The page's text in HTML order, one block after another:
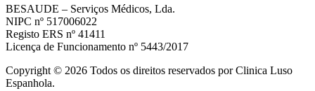
BESAUDE – Serviços Médicos, Lda.
NIPC nº 517006022
Registo ERS nº 41411
Licença de Funcionamento nº 5443/2017
Copyright © 2026 Todos os direitos reservados por Clinica Luso
Espanhola.